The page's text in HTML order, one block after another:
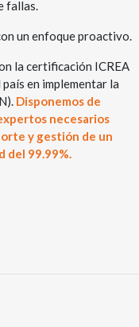
fallas.
un enfoque proactivo.
la certificación ICREA
en implementar la
Disponemos de
necesarios
y gestión de un
del 99.99%.